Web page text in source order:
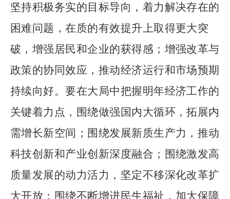
坚持积极务实的目标导向，着力解决存在的
困难问题，在质的有效提升上取得更大突
破，增强居民和企业的获得感；增强改革与
政策的协同效应，推动经济运行和市场预期
持续向好。要在大局中把握明年经济工作的
关键着力点，围绕做强国内大循环，拓展内
需增长新空间；围绕发展新质生产力，推动
科技创新和产业创新深度融合；围绕激发高
质量发展的动力活力，坚定不移深化改革扩
大开放；围绕不断增进民生福祉，加大保障